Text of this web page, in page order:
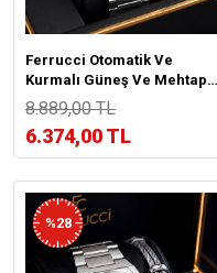
Ferrucci Otomatik Ve
Kurmalı Güneş Ve Mehtap
Kadranlı 2 Yıl Garantili Erkek
Kol Saati BFC.M3558.S5
8.889,00 TL
6.374,00 TL
%28